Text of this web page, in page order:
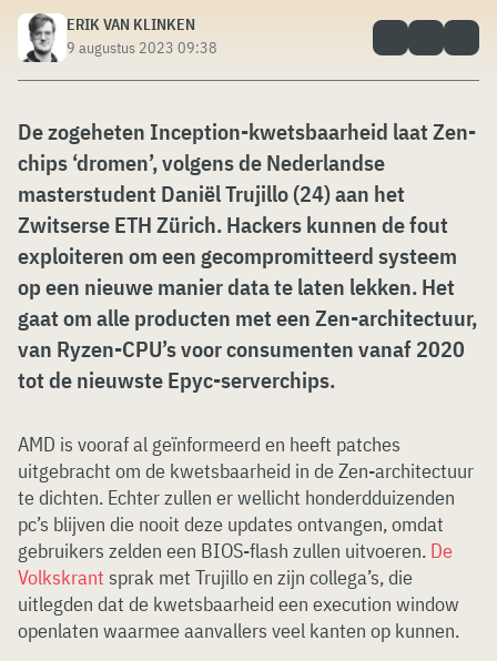
ERIK VAN KLINKEN
9 augustus 2023 09:38
De zogeheten Inception-kwetsbaarheid laat Zen-
chips ‘dromen’, volgens de Nederlandse
masterstudent Daniël Trujillo (24) aan het
Zwitserse ETH Zürich. Hackers kunnen de fout
exploiteren om een gecompromitteerd systeem
op een nieuwe manier data te laten lekken. Het
gaat om alle producten met een Zen-architectuur,
van Ryzen-CPU’s voor consumenten vanaf 2020
tot de nieuwste Epyc-serverchips.
AMD is vooraf al geïnformeerd en heeft patches
uitgebracht om de kwetsbaarheid in de Zen-architectuur
te dichten. Echter zullen er wellicht honderdduizenden
pc’s blijven die nooit deze updates ontvangen, omdat
gebruikers zelden een BIOS-flash zullen uitvoeren. De
Volkskrant sprak met Trujillo en zijn collega’s, die
uitlegden dat de kwetsbaarheid een execution window
openlaten waarmee aanvallers veel kanten op kunnen.